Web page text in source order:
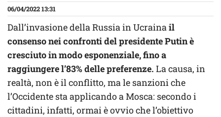
06/04/2022 13:31
Dall’invasione della Russia in Ucrainail
consenso nei confronti del presidente Putin è
cresciuto in modo esponenziale, fino a
raggiungere l’83% delle preferenze. La causa, in
realtà, non è il conflitto, ma le sanzioni che
l’Occidente sta applicando a Mosca: secondo i
cittadini, infatti, ormai è ovvio che l’obiettivo